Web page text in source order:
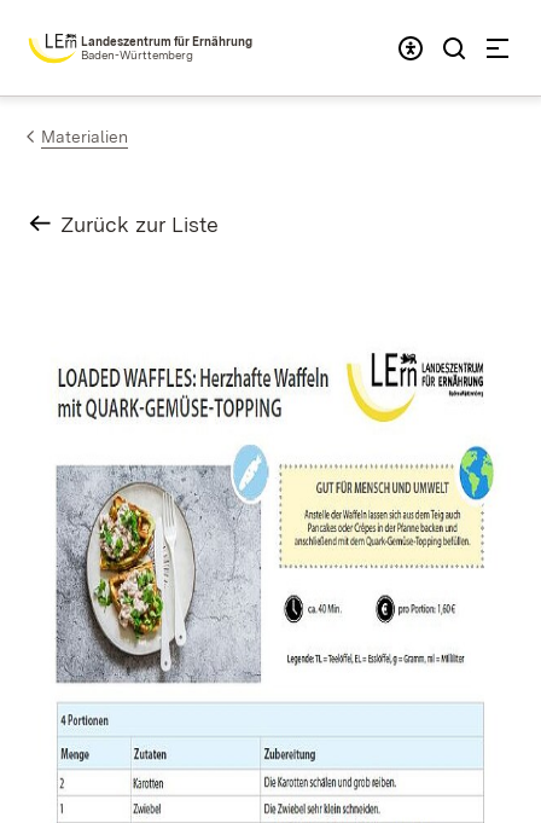
Zum Inhalt springen
Landeszentrum für Ernährung
Baden-Württemberg
Materialien
Zurück zur Liste